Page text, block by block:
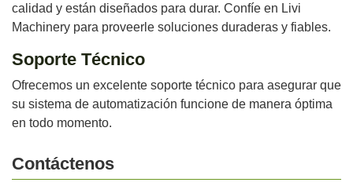
calidad y están diseñados para durar. Confíe en Livi
Machinery para proveerle soluciones duraderas y fiables.
Soporte Técnico
Ofrecemos un excelente soporte técnico para asegurar que
su sistema de automatización funcione de manera óptima
en todo momento.
Contáctenos